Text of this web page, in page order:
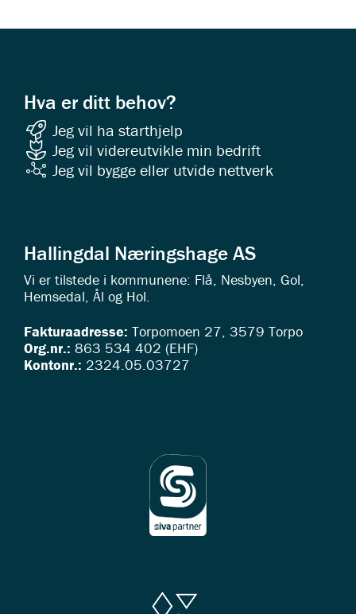
Hva er ditt behov?
Jeg vil ha starthjelp
Jeg vil videreutvikle min bedrift
Jeg vil bygge eller utvide nettverk
Hallingdal Næringshage AS
Vi er tilstede i kommunene: Flå, Nesbyen, Gol,
Hemsedal, Ål og Hol.
Fakturaadresse: Torpomoen 27, 3579 Torpo
Org.nr.: 863 534 402 (EHF)
Kontonr.: 2324.05.03727